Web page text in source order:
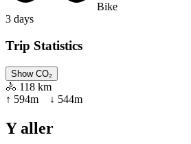
Bike
3 days
Trip Statistics
Show CO₂
🚴 118 km
↑ 594m ↓ 544m
Y aller